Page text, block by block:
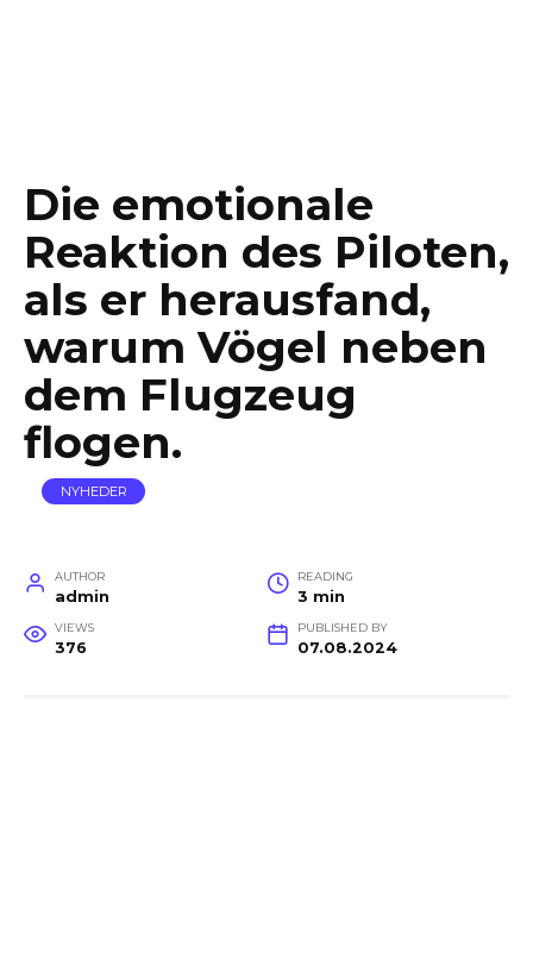
Die emotionale
Reaktion des Piloten,
als er herausfand,
warum Vögel neben
dem Flugzeug
flogen.
NYHEDER
AUTHOR
admin
READING
3 min
VIEWS
376
PUBLISHED BY
07.08.2024